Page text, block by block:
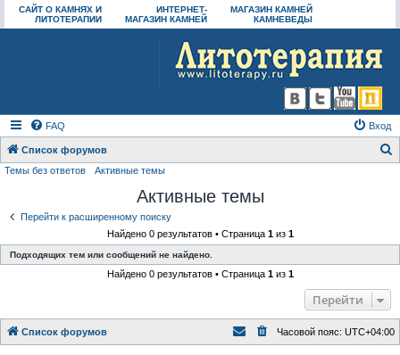
САЙТ О КАМНЯХ И
ЛИТОТЕРАПИИ
ИНТЕРНЕТ-
МАГАЗИН КАМНЕЙ
МАГАЗИН КАМНЕЙ
КАМНЕВЕДЫ
FAQ Вход
Список форумов
Темы без ответов Активные темы
Активные темы
Перейти к расширенному поиску
Найдено 0 результатов • Страница 1из 1
Подходящих тем или сообщений не найдено.
Найдено 0 результатов • Страница 1из 1
Перейти
Список форумов Часовой пояс: UTC+04:00